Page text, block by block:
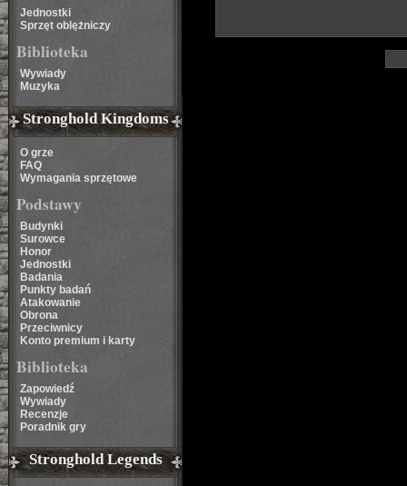
Jednostki
Sprzęt oblężniczy
Biblioteka
Wywiady
Muzyka
Stronghold Kingdoms
O grze
FAQ
Wymagania sprzętowe
Podstawy
Budynki
Surowce
Honor
Jednostki
Badania
Punkty badań
Atakowanie
Obrona
Przeciwnicy
Konto premium i karty
Biblioteka
Zapowiedź
Wywiady
Recenzje
Poradnik gry
Stronghold Legends